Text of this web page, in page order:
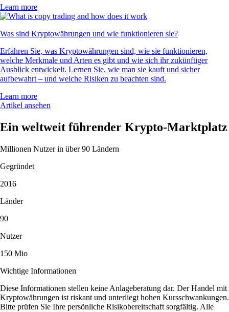
Learn more
Was sind Kryptowährungen und wie funktionieren sie?
Erfahren Sie, was Kryptowährungen sind, wie sie funktionieren,
welche Merkmale und Arten es gibt und wie sich ihr zukünftiger
Ausblick entwickelt. Lernen Sie, wie man sie kauft und sicher
aufbewahrt – und welche Risiken zu beachten sind.
Learn more
Artikel ansehen
Ein weltweit führender Krypto-Marktplatz
Millionen Nutzer in über 90 Ländern
Gegründet
2016
Länder
90
Nutzer
150 Mio
Wichtige Informationen
Diese Informationen stellen keine Anlageberatung dar. Der Handel mit
Kryptowährungen ist riskant und unterliegt hohen Kursschwankungen.
Bitte prüfen Sie Ihre persönliche Risikobereitschaft sorgfältig. Alle